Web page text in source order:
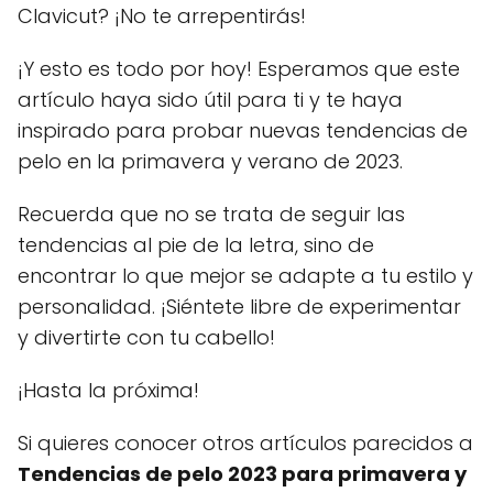
Clavicut? ¡No te arrepentirás!
¡Y esto es todo por hoy! Esperamos que este
artículo haya sido útil para ti y te haya
inspirado para probar nuevas tendencias de
pelo en la primavera y verano de 2023.
Recuerda que no se trata de seguir las
tendencias al pie de la letra, sino de
encontrar lo que mejor se adapte a tu estilo y
personalidad. ¡Siéntete libre de experimentar
y divertirte con tu cabello!
¡Hasta la próxima!
Si quieres conocer otros artículos parecidos a
Tendencias de pelo 2023 para primavera y